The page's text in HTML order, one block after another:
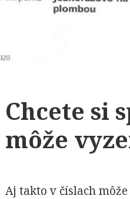
Chcete si
môže
Aj takto v číslach